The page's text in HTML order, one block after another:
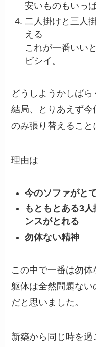
安いものもいっ
二人掛けと三人
える
これが一番いい
ビシイ。
どうしようかしばら
結局、とりあえず
のみ張り替えること
理由は
今のソファがと
もともとある3
ンスがとれる
勿体ない精神
この中で一番は勿体
躯体は全然問題ない
だと思いました。
新築から同じ時を過